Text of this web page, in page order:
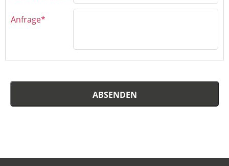
Anfrage*
ABSENDEN